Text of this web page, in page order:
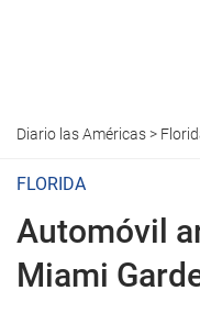
Diario las Américas>
FLORIDA
Automóvil
Miami